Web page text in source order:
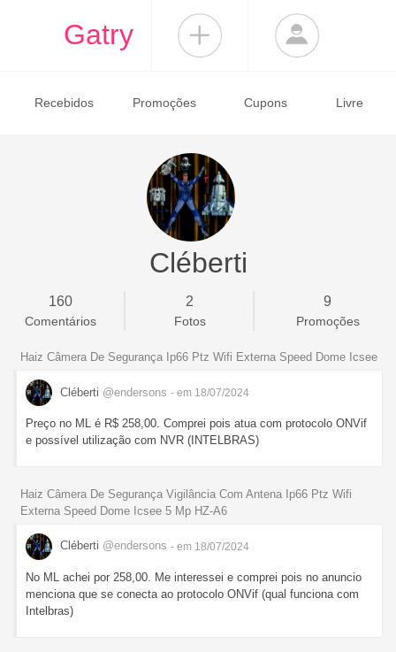
Gatry
Recebidos Promoções Cupons Livre
Cléberti
160
Comentários
2
Fotos
9
Promoções
Haiz Câmera De Segurança Ip66 Ptz Wifi Externa Speed Dome Icsee
Cléberti @endersons - em 18/07/2024
Preço no ML é R$ 258,00. Comprei pois atua com protocolo ONVif
e possível utilização com NVR (INTELBRAS)
Haiz Câmera De Segurança Vigilância Com Antena Ip66 Ptz Wifi
Externa Speed Dome Icsee 5 Mp HZ-A6
Cléberti @endersons - em 18/07/2024
No ML achei por 258,00. Me interessei e comprei pois no anuncio
menciona que se conecta ao protocolo ONVif (qual funciona com
Intelbras)